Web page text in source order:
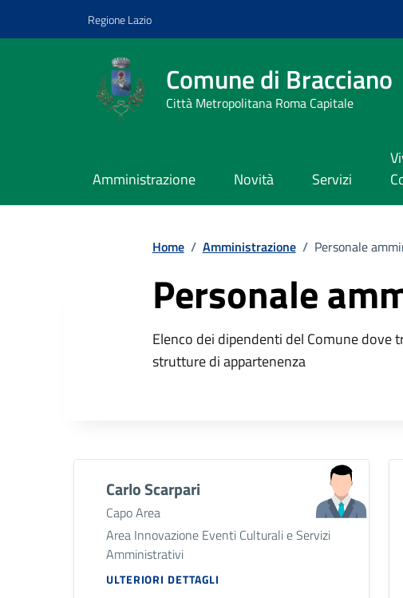
Regione Lazio
Comune di Bracciano
Città Metropolitana Roma Capitale
Amministrazione Novità Servizi
Home / Amministrazione / Personale
Personale
Elenco dei dipendenti del Comune dove
strutture di appartenenza
Carlo Scarpari
Capo Area
Area Innovazione Eventi Culturali e Servizi
Amministrativi
ULTERIORI DETTAGLI